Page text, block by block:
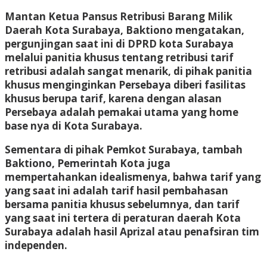
Mantan Ketua Pansus Retribusi Barang Milik
Daerah Kota Surabaya, Baktiono mengatakan,
pergunjingan saat ini di DPRD kota Surabaya
melalui panitia khusus tentang retribusi tarif
retribusi adalah sangat menarik, di pihak panitia
khusus menginginkan Persebaya diberi fasilitas
khusus berupa tarif, karena dengan alasan
Persebaya adalah pemakai utama yang home
base nya di Kota Surabaya.
Sementara di pihak Pemkot Surabaya, tambah
Baktiono, Pemerintah Kota juga
mempertahankan idealismenya, bahwa tarif yang
yang saat ini adalah tarif hasil pembahasan
bersama panitia khusus sebelumnya, dan tarif
yang saat ini tertera di peraturan daerah Kota
Surabaya adalah hasil Aprizal atau penafsiran tim
independen.